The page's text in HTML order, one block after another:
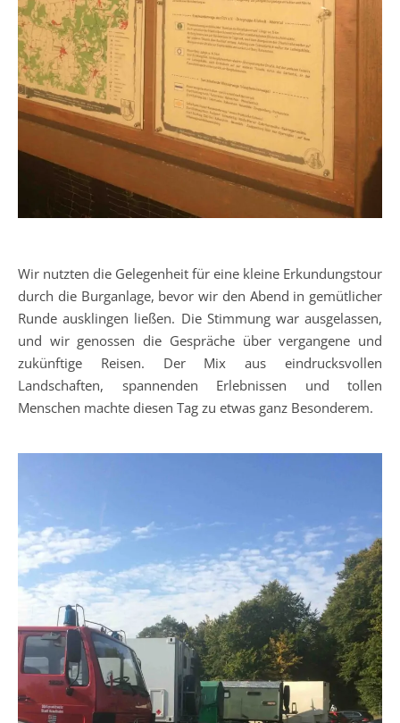
Wir nutzten die Gelegenheit für eine kleine Erkundungstour
durch die Burganlage, bevor wir den Abend in gemütlicher
Runde ausklingen ließen. Die Stimmung war ausgelassen,
und wir genossen die Gespräche über vergangene und
zukünftige Reisen. Der Mix aus eindrucksvollen
Landschaften, spannenden Erlebnissen und tollen
Menschen machte diesen Tag zu etwas ganz Besonderem.